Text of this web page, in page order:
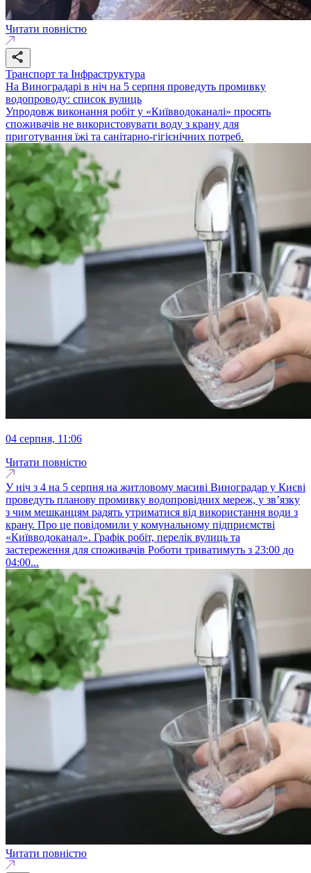
Читати повністю
Транспорт та Інфраструктура
На Виноградарі в ніч на 5 серпня проведуть промивку
водопроводу: список вулиць
Упродовж виконання робіт у «Київводоканалі» просять
споживачів не використовувати воду з крану для
приготування їжі та санітарно-гігієнічних потреб.
04 серпня, 11:06
Читати повністю
У ніч з 4 на 5 серпня на житловому масиві Виноградар у Києві
проведуть планову промивку водопровідних мереж, у зв’язку
з чим мешканцям радять утриматися від використання води з
крану. Про це повідомили у комунальному підприємстві
«Київводоканал». Графік робіт, перелік вулиць та
застереження для споживачів Роботи триватимуть з 23:00 до
04:00...
Читати повністю